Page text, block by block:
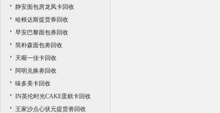
静安面包房龙凤卡回收
哈根达斯提货券回收
早安巴黎面包券回收
简朴森面包劵回收
天喔一佳卡回收
阿明兑换劵回收
味多美卡回收
IN英伦时光CAKE蛋糕卡回收
王家沙点心状元提货劵回收